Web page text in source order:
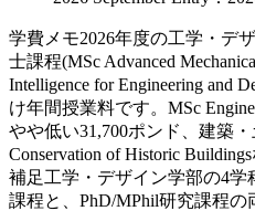
学費メモ2026年度の工学・デ
士課程(MSc Advanced
Intelligence for Engineering and
け年間授業料です。MSc
やや低い31,700ポンド、建築
Conservation of Historic
補足工学・デザイン学部の4学
課程と、PhD/MPhil研究課程